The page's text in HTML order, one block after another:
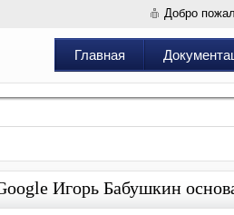
Добро
Главная
Игорь Бабушкин